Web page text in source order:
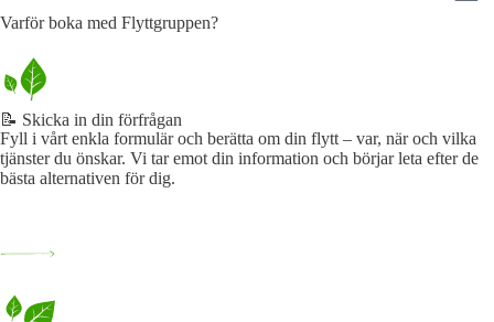
Varför boka med Flyttgruppen?
📝 Skicka in din förfrågan
Fyll i vårt enkla formulär och berätta om din flytt – var, när och vilka
tjänster du önskar. Vi tar emot din information och börjar leta efter de
bästa alternativen för dig.